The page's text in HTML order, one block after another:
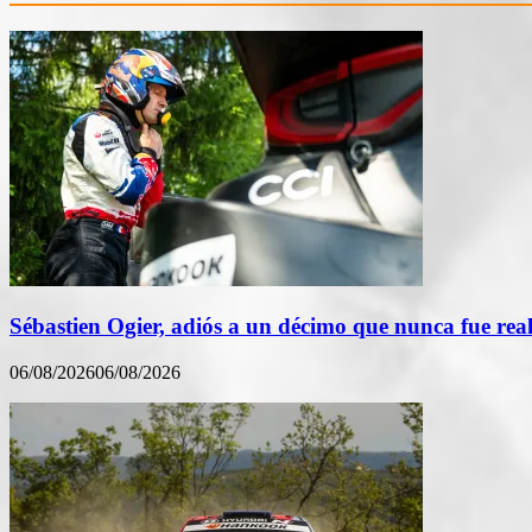
Sébastien Ogier, adiós a un décimo que nunca fue real
06/08/202606/08/2026